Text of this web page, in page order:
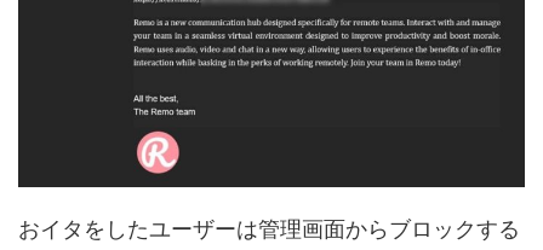
おイタをしたユーザーは管理画面からブロックする